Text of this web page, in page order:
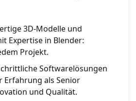
3D-Modelle und
Expertise in Blender:
Projekt.
Softwarelösungen
Erfahrung als Senior
und Qualität.